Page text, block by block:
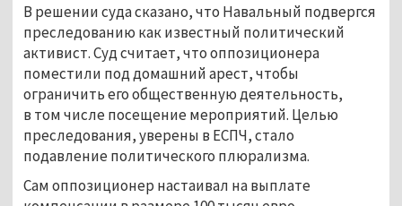
В решении суда сказано, что Навальный подвергся
преследованию как известный политический
активист. Суд считает, что оппозиционера
поместили под домашний арест, чтобы
ограничить его общественную деятельность,
в том числе посещение мероприятий. Целью
преследования, уверены в ЕСПЧ, стало
подавление политического плюрализма.
Сам оппозиционер настаивал на выплате